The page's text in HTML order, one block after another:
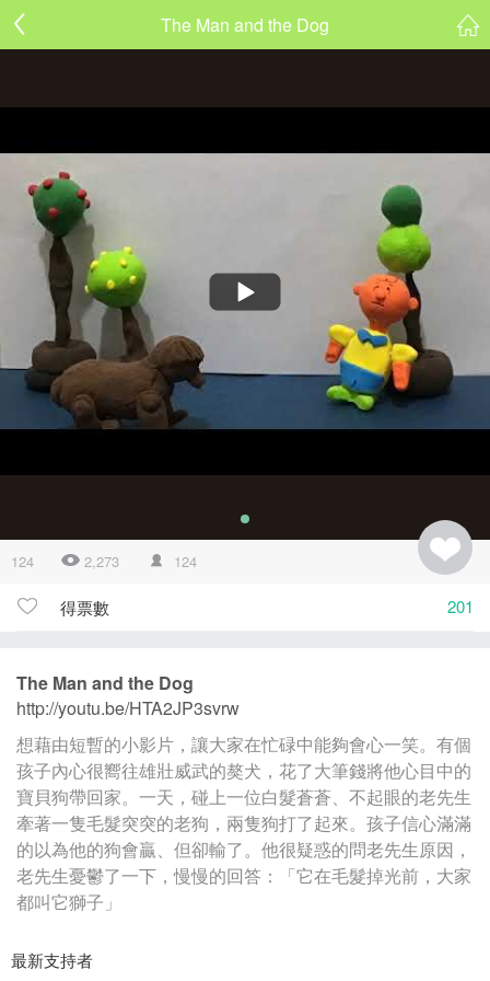
The Man and the Dog
124 2,273 124
得票數 201
The Man and the Dog
http://youtu.be/HTA2JP3svrw
想藉由短暫的小影片，讓大家在忙碌中能夠會心一笑。有個
孩子內心很嚮往雄壯威武的獒犬，花了大筆錢將他心目中的
寶貝狗帶回家。一天，碰上一位白髮蒼蒼、不起眼的老先生
牽著一隻毛髮突突的老狗，兩隻狗打了起來。孩子信心滿滿
的以為他的狗會贏、但卻輸了。他很疑惑的問老先生原因，
老先生憂鬱了一下，慢慢的回答：「它在毛髮掉光前，大家
都叫它獅子」
最新支持者